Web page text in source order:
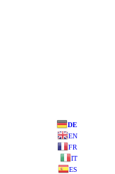
DE
EN
FR
IT
ES